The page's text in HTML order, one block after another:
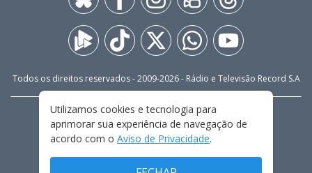
Todos os direitos reservados - 2009-2026- Rádio e Televisão Record S.A
FALE CONOSCO
PRIVACIDADE
TERMOS E CONDIÇÕES DE USO
Utilizamos cookies e tecnologia para
aprimorar sua experiência de navegação de
acordo com o Aviso de Privacidade.